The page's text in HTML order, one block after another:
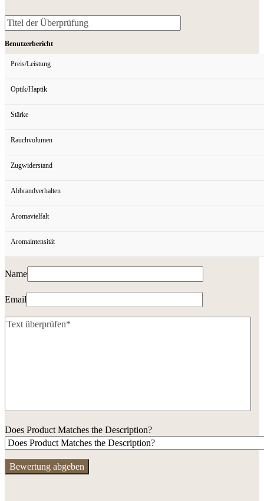
Benutzerbericht
Preis/Leistung
Optik/Haptik
Stärke
Rauchvolumen
Zugwiderstand
Abbrandverhalten
Aromavielfalt
Aromaintensität
Name
Email
Does Product Matches the Description?